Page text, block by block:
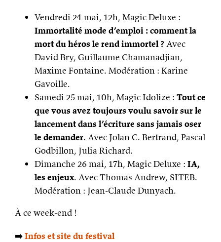
Vendredi 24 mai, 12h, Magic Deluxe :
Immortalité mode d’emploi : comment la
mort du héros le rend immortel ?Avec
David Bry, Guillaume Chamanadjian,
Maxime Fontaine. Modération : Karine
Gavoille.
Samedi 25 mai, 10h, Magic Idolize : Tout ce
que vous avez toujours voulu savoir sur le
lancement dans l’écriture sans jamais oser
le demander. Avec Jolan C. Bertrand, Pascal
Godbillon, Julia Richard.
Dimanche 26 mai, 17h, Magic Deluxe : IA,
les enjeux. Avec Thomas Andrew, SITEB.
Modération : Jean-Claude Dunyach.
À ce week-end !
➡️Infos et site du festival